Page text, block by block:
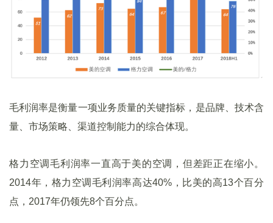
毛利润率是衡量一项业务质量的关键指标，是品牌、技术含
量、市场策略、渠道控制能力的综合体现。
格力空调毛利润率一直高于美的空调，但差距正在缩小。
2014年，格力空调毛利润率高达40%，比美的高13个百分
点，2017年仍领先8个百分点。